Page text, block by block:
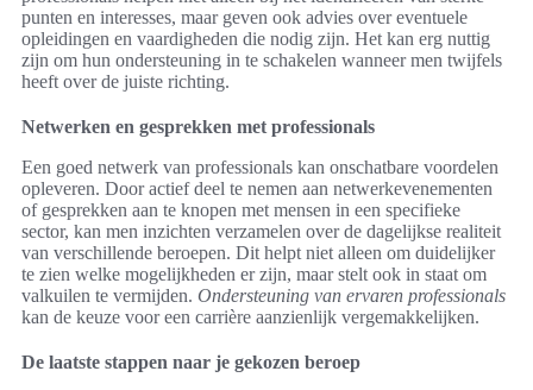
punten en interesses, maar geven ook advies over eventuele
opleidingen en vaardigheden die nodig zijn. Het kan erg nuttig
zijn om hun ondersteuning in te schakelen wanneer men twijfels
heeft over de juiste richting.
Netwerken en gesprekken met professionals
Een goed netwerk van professionals kan onschatbare voordelen
opleveren. Door actief deel te nemen aan netwerkevenementen
of gesprekken aan te knopen met mensen in een specifieke
sector, kan men inzichten verzamelen over de dagelijkse realiteit
van verschillende beroepen. Dit helpt niet alleen om duidelijker
te zien welke mogelijkheden er zijn, maar stelt ook in staat om
valkuilen te vermijden. Ondersteuning van ervaren professionals
kan de keuze voor een carrière aanzienlijk vergemakkelijken.
De laatste stappen naar je gekozen beroep